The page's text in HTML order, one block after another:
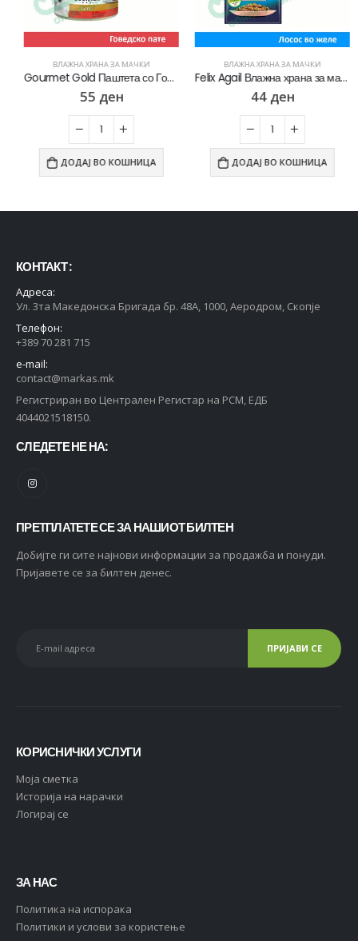
ВЛАЖНА ХРАНА ЗА МАЧКИ
Gourmet Gold Паштета со Говедско [Конзерва 85гр]
55ден
ДОДАЈ ВО КОШНИЦА
ВЛАЖНА ХРАНА ЗА МАЧКИ
Felix Agail Влажна храна за мачки со Лосос во желе [Кесичка 85гр]
44ден
ДОДАЈ ВО КОШНИЦА
КОНТАКТ :
Адреса:
Ул. 3та Македонска Бригада бр. 48А, 1000, Аеродром, Скопје
Телефон:
+389 70 281 715
e-mail:
contact@markas.mk
Регистриран во Централен Регистар на РСМ, ЕДБ
4044021518150.
СЛЕДЕТЕ НЕ НА:
ПРЕТПЛАТЕТЕ СЕ ЗА НАШИОТ БИЛТЕН
Добијте ги сите најнови информации за продажба и понуди.
Пријавете се за билтен денес.
КОРИСНИЧКИ УСЛУГИ
Moja сметка
Историја на нарачки
Логирај се
ЗА НАС
Политика на испорака
Политики и услови за користење